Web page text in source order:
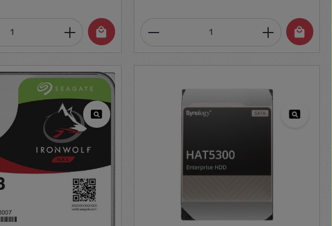
vagy használja a gombokat a
Adja meg a kívánt mennyiséget, vagy
Termékmennyiség: Adja